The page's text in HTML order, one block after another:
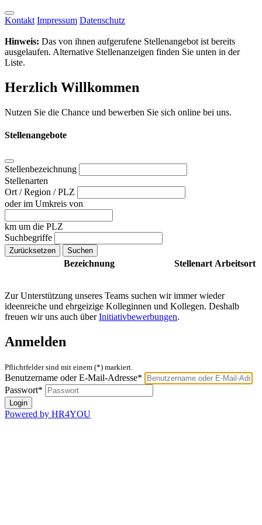
Kontakt Impressum Datenschutz
Hinweis: Das von ihnen aufgerufene Stellenangebot ist bereits
ausgelaufen. Alternative Stellenanzeigen finden Sie unten in der
Liste.
Herzlich Willkommen
Nutzen Sie die Chance und bewerben Sie sich online bei uns.
Stellenangebote
Stellenbezeichnung
Stellenarten
Ort / Region / PLZ
oder im Umkreis von
km um die PLZ
Suchbegriffe
Bezeichnung Stellenart Arbeitsort
Zur Unterstützung unseres Teams suchen wir immer wieder
ideenreiche und ehrgeizige Kolleginnen und Kollegen. Deshalb
freuen wir uns auch überInitiativbewerbungen.
Anmelden
Pflichtfelder sind mit einem (*) markiert.
Benutzername oder E-Mail-Adresse*
Passwort*
Powered by HR4YOU